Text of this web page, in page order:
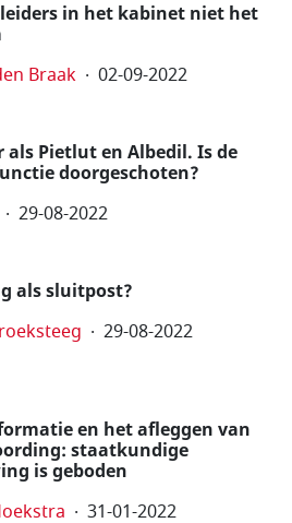
in het kabinet niet het
Braak 02-09-2022
als Pietlut en Albedil. Is de
doorgeschoten?
29-08-2022
als sluitpost?
29-08-2022
en het afleggen van
staatkundige
is geboden
31-01-2022